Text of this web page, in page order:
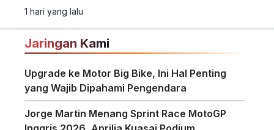
dua unit double decker berbasis sasis
Scania K450CB untuk layanan AKAP
premium.
1 hari yang lalu
Jaringan Kami
Upgrade ke Motor Big Bike, Ini Hal Penting
yang Wajib Dipahami Pengendara
Jorge Martin Menang Sprint Race MotoGP